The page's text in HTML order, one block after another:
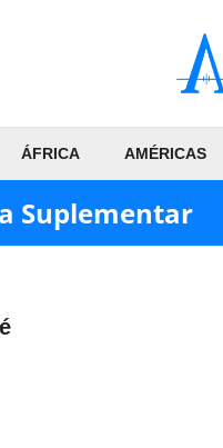
ÁFRICA AMÉRICAS
Suplementar